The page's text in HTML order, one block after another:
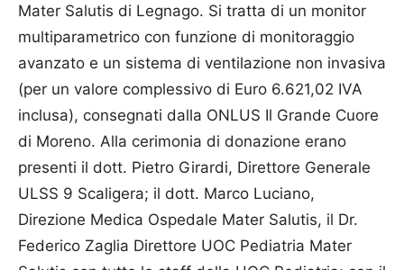
Mater Salutis di Legnago. Si tratta di un monitor
multiparametrico con funzione di monitoraggio
avanzato e un sistema di ventilazione non invasiva
(per un valore complessivo di Euro 6.621,02 IVA
inclusa), consegnati dalla ONLUS Il Grande Cuore
di Moreno. Alla cerimonia di donazione erano
presenti il dott. Pietro Girardi, Direttore Generale
ULSS 9 Scaligera; il dott. Marco Luciano,
Direzione Medica Ospedale Mater Salutis, il Dr.
Federico Zaglia Direttore UOC Pediatria Mater